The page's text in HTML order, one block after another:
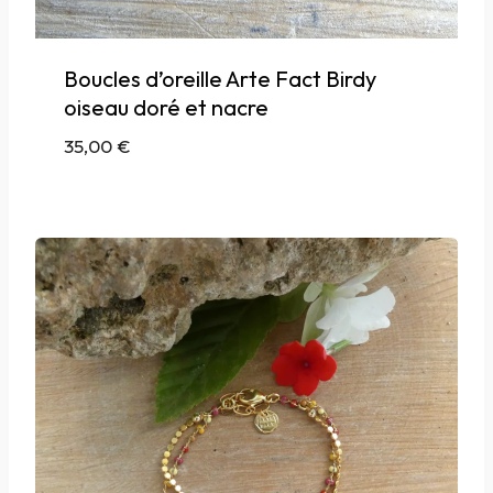
Boucles d’oreille Arte Fact Birdy
oiseau doré et nacre
35,00€